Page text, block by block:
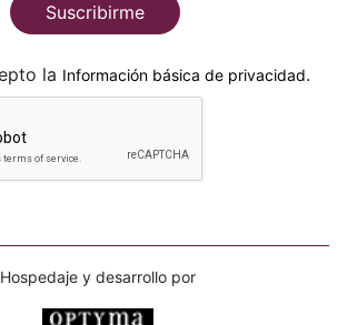
Suscribirme
He leido y acepto la Información básica de privacidad.
Hospedaje y desarrollo por